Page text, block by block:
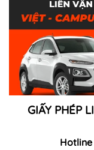
GIẤY PHÉP
Hotline